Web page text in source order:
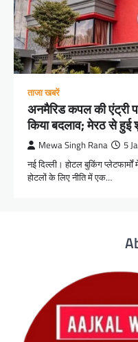
ताजा खबरें
अनमैरिड कपल की एंट्री
किया बदलाव; मेरठ से
Mewa Singh Rana 5
नई दिल्ली। होटल बुकिंग
होटलों के लिए नीति में एक…